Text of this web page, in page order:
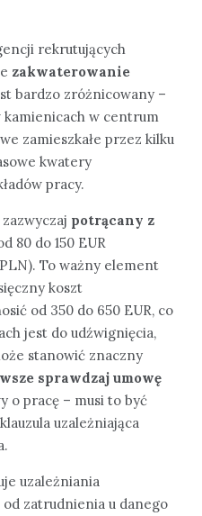
rekrutujących
zakwaterowanie
bardzo zróżnicowany –
kamienicach w centrum
zamieszkałe przez kilku
kwatery
pracy.
potrącany z
80 do 150 EUR
To ważny element
koszt
od 350 do 650 EUR, co
jest do udźwignięcia,
stanowić znaczny
sprawdzaj umowę
o pracę – musi to być
uzależniająca
uzależniania
zatrudnienia u danego